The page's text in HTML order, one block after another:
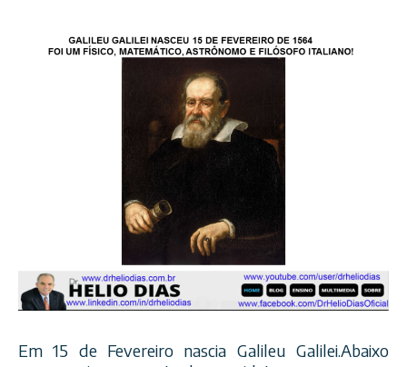
Em 15 de Fevereiro nascia Galileu Galilei.Abaixo